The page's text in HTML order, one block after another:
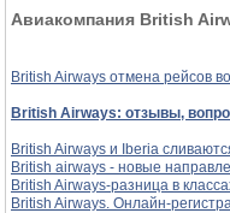
Авиакомпания British
British Airways отмена рейсов
British Airways: отзывы,
British Airways и Iberia
British airways - новые
British Airways-разница в
British Airways. Онлайн-